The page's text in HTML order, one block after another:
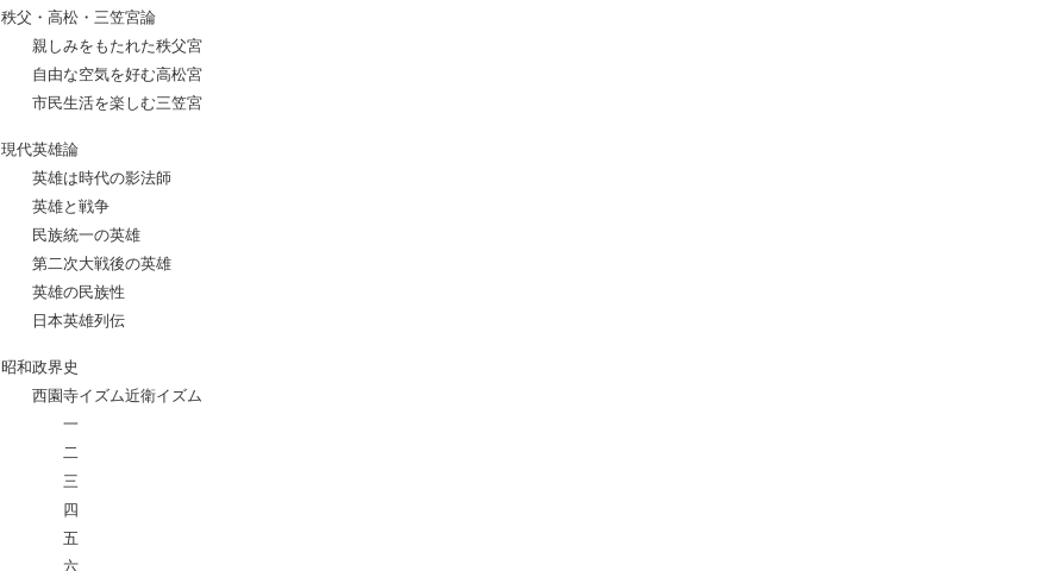
秩父・高松・三笠宮論
親しみをもたれた秩父宮
自由な空気を好む高松宮
市民生活を楽しむ三笠宮
現代英雄論
英雄は時代の影法師
英雄と戦争
民族統一の英雄
第二次大戦後の英雄
英雄の民族性
日本英雄列伝
昭和政界史
西園寺イズム近衛イズム
一
二
三
四
五
六